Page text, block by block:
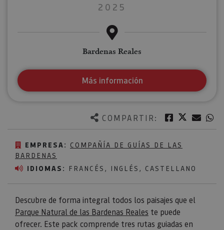
COMPARTIR: Facebook
Twitter
EMPRESA: COMPAÑÍA DE GUÍAS DE LAS
BARDENAS
IDIOMAS: FRANCÉS, INGLÉS, CASTELLANO
Descubre de forma integral todos los paisajes que el
Parque Natural de las Bardenas Reales te puede
ofrecer. Este pack comprende tres rutas guiadas en
2025
Bardenas Reales
Más información